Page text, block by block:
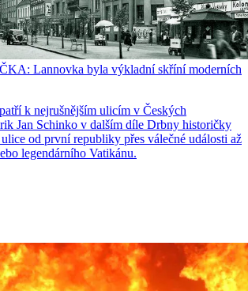
Lannovka byla výkladní skříní moderních
k nejrušnějším ulicím v Českých
Jan Schinko v dalším díle Drbny historičky
od první republiky přes válečné události až
legendárního Vatikánu.